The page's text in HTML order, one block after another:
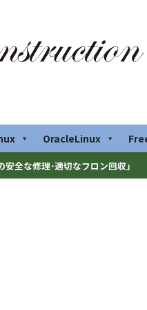
OracleLinux
全な修理･適切なフロン回収」